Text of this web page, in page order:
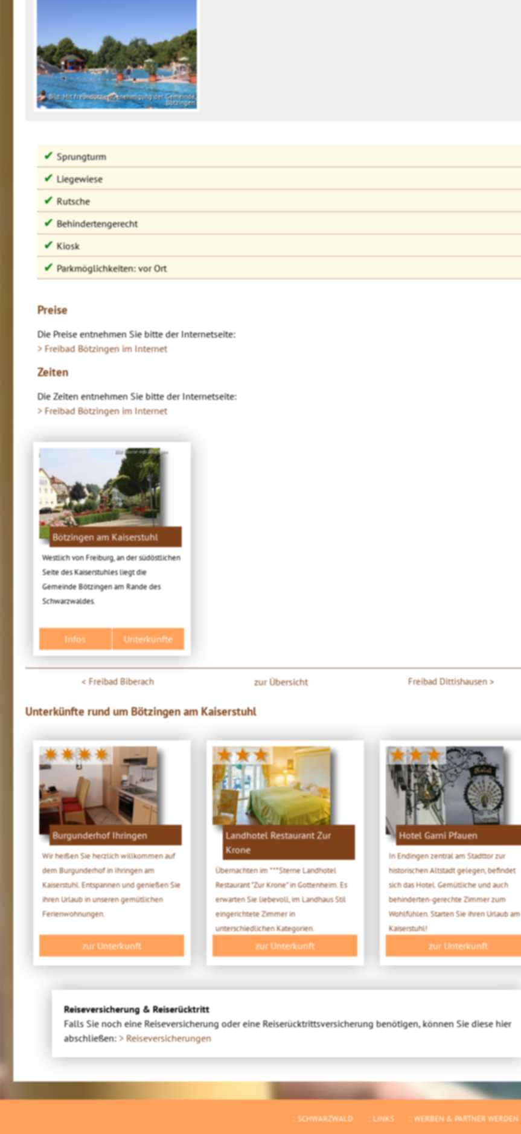
Bild: Mit freundlicher Genehmigung der Gemeinde
Bötzingen
✔ Sprungturm
✔ Liegewiese
✔ Rutsche
✔ Behindertengerecht
✔ Kiosk
✔ Parkmöglichkeiten: vor Ort
Preise
Die Preise entnehmen Sie bitte der Internetseite:
> Freibad Bötzingen im Internet
Zeiten
Die Zeiten entnehmen Sie bitte der Internetseite:
> Freibad Bötzingen im Internet
Bild: Tourist-Info Bötzingen
Bötzingen am Kaiserstuhl
Westlich von Freiburg, an der südöstlichen
Seite des Kaiserstuhles liegt die
Gemeinde Bötzingen am Rande des
Schwarzwaldes.
Infos Unterkünfte
Freibad Biberach zur Übersicht Freibad Dittishausen
Unterkünfte rund um Bötzingen am Kaiserstuhl
✷✷✷✷
Burgunderhof Ihringen
Wir heißen Sie herzlich willkommen auf
dem Burgunderhof in Ihringen am
Kaiserstuhl. Entspannen und genießen Sie
ihren Urlaub in unseren gemütlichen
Ferienwohnungen.
zur Unterkunft
★★★
Landhotel Restaurant Zur
Krone
Übernachten im ***Sterne Landhotel
Restaurant "Zur Krone" in Gottenheim. Es
erwarten Sie liebevoll, im Landhaus Stil
eingerichtete Zimmer in
unterschiedlichen Kategorien.
zur Unterkunft
★★★
Hotel Garni Pfauen
In Endingen zentral am Stadttor zur
historischen Altstadt gelegen, befindet
sich das Hotel. Gemütliche und auch
behinderten-gerechte Zimmer zum
Wohlfühlen. Starten Sie ihren Urlaub am
Kaiserstuhl!
zur Unterkunft
Reiseversicherung & Reiserücktritt
Falls Sie noch eine Reiseversicherung oder eine Reiserücktrittsversicherung benötigen, können Sie diese hier
abschließen: > Reiseversicherungen
SCHWARZWALD LINKS WERBEN & PARTNER WERDEN